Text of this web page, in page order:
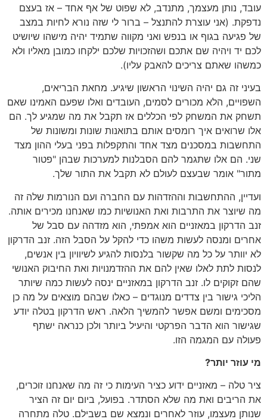
עובד, נותן מעצמך, מתנדב, לא שפוט של אף אחד – אז בעצם
נדפקת. (אני עוצרת להתנצל – ברור לי שזה נורא לחיות במצב
של פגיעה בגוף או בנפש ואני מקווה שתמיד יהיה מישהו שיושיט
לכם יד ויהיה שם אתכם ושהזכויות שלכם ילקחו כמובן מאליו ולא
כמשהו שאתם צריכים להאבק עליו).
בעיני זה גם יהיה השינוי הראשון שיגיע. מחאת הבריאים,
השפויים, הלא מכורים לסמים, העובדים ואלו שפעם האמינו שאם
תשחק את המשחק לפי הכללים אז תקבל את מה שמגיע לך. הם
אלו שרואים איך רומסים אותם בתואנות שונות ומשונות של
התחשבות במסכנים מצד אחד והתקפלות בפני בעלי ההון מצד
שני. הם אלו שתגמר להם הסבלנות למערכות שבהן "פטור
מתור" אומר שבעצם לעולם לא תקבל את התור שלך.
ועדיין, ההתחשבות וההזדהות עם החברה ועם הנורמות שלה זה
מה שיוצר את התרבות ואת האנושיות כמו שאנחנו מכירים אותה.
זנב הדרקון במאזניים הוא אמפתי, הוא מזדהה עם סבל של
אחרים ומנסה לעשות משהו כדי להקל על הסבל הזה. זנב הדרקון
לא יוותר על כל מה שקשור בלנסות להגיע לשיוויון בין אנשים,
לנסות לתת לאלו שאין להם את ההזדמנויות ואת החיבוק האנושי
שהם זקוקים לו. זנב הדרקון במאזניים ינסה לעשות כמה שיותר
הליכי גישור בין צדדים מנוגדים – כאלו שבהם מוצאים על מה כן
מסכימים ומשם אפשר להמשיך הלאה. ראש הדרקון בטלה יודע
שגישור הוא הדבר הפרקטי והיעיל ביותר ולכן כנראה ישתף
פעולה עם המגמה הזו.
מי עוזר יותר?
ציר טלה – מאזניים ידוע כציר העימות כי זה מה שאנחנו זוכרים,
את הריבים ואת מה שלא הסתדר. בפועל, ביום יום זה הציר
שנותן מעצמו, עוזר לאחרים ונמצא שם בשבילם. טלה מתחרה